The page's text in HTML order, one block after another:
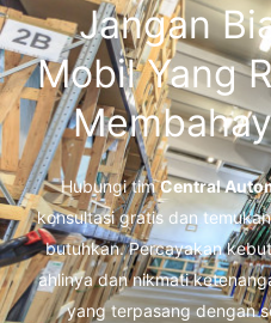
Jangan
Mobil Yang
Hubungi timCentral
konsultasi gratis dan
butuhkan. Percayakan
ahlinya dan nikmati
yang terpasang dengan